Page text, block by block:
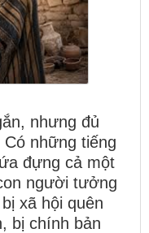
nhưng đủ
những tiếng
đựng cả một
người tưởng
xã hội quên
bị chính bản